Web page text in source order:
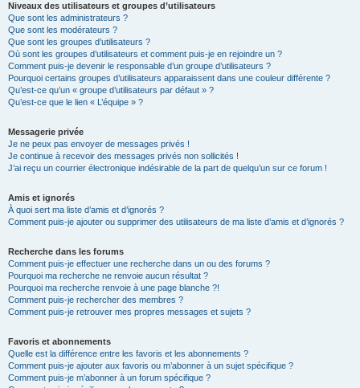
Niveaux des utilisateurs et groupes d’utilisateurs
Que sont les administrateurs ?
Que sont les modérateurs ?
Que sont les groupes d’utilisateurs ?
Où sont les groupes d’utilisateurs et comment puis-je en rejoindre un ?
Comment puis-je devenir le responsable d’un groupe d’utilisateurs ?
Pourquoi certains groupes d’utilisateurs apparaissent dans une couleur différente ?
Qu’est-ce qu’un « groupe d’utilisateurs par défaut » ?
Qu’est-ce que le lien « L’équipe » ?
Messagerie privée
Je ne peux pas envoyer de messages privés !
Je continue à recevoir des messages privés non sollicités !
J’ai reçu un courrier électronique indésirable de la part de quelqu’un sur ce forum !
Amis et ignorés
À quoi sert ma liste d’amis et d’ignorés ?
Comment puis-je ajouter ou supprimer des utilisateurs de ma liste d’amis et d’ignorés ?
Recherche dans les forums
Comment puis-je effectuer une recherche dans un ou des forums ?
Pourquoi ma recherche ne renvoie aucun résultat ?
Pourquoi ma recherche renvoie à une page blanche ?!
Comment puis-je rechercher des membres ?
Comment puis-je retrouver mes propres messages et sujets ?
Favoris et abonnements
Quelle est la différence entre les favoris et les abonnements ?
Comment puis-je ajouter aux favoris ou m’abonner à un sujet spécifique ?
Comment puis-je m’abonner à un forum spécifique ?